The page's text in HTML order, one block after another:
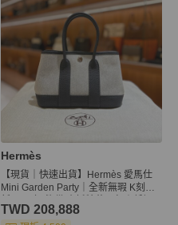
Hermès
【現貨｜快速出貨】Hermès 愛馬仕
Mini Garden Party｜全新無瑕 K刻最
奢華
TWD 208,888